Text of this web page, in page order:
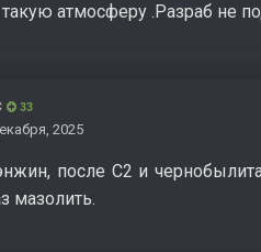
атмосферу .Разраб не
33
2025
после С2 и
мазолить.